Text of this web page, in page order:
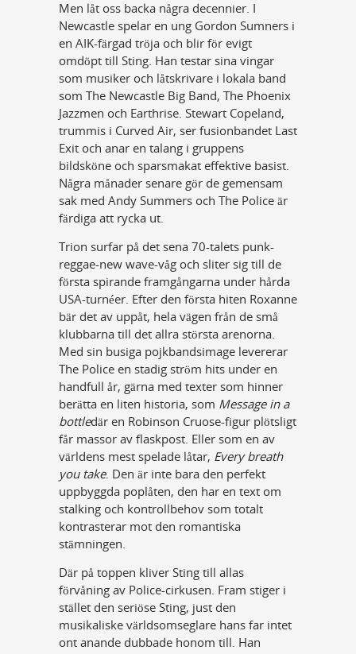
Men låt oss backa några decennier. I
Newcastle spelar en ung Gordon Sumners i
en AIK-färgad tröja och blir för evigt
omdöpt till Sting. Han testar sina vingar
som musiker och låtskrivare i lokala band
som The Newcastle Big Band, The Phoenix
Jazzmen och Earthrise. Stewart Copeland,
trummis i Curved Air, ser fusionbandet Last
Exit och anar en talang i gruppens
bildsköne och sparsmakat effektive basist.
Några månader senare gör de gemensam
sak med Andy Summers och The Police är
färdiga att rycka ut.
Trion surfar på det sena 70-talets punk-
reggae-new wave-våg och sliter sig till de
första spirande framgångarna under hårda
USA-turnéer. Efter den första hiten Roxanne
bär det av uppåt, hela vägen från de små
klubbarna till det allra största arenorna.
Med sin busiga pojkbandsimage levererar
The Police en stadig ström hits under en
handfull år, gärna med texter som hinner
berätta en liten historia, som Message in a
bottledär en Robinson Cruose-figur plötsligt
får massor av flaskpost. Eller som en av
världens mest spelade låtar, Every breath
you take. Den är inte bara den perfekt
uppbyggda poplåten, den har en text om
stalking och kontrollbehov som totalt
kontrasterar mot den romantiska
stämningen.
Där på toppen kliver Sting till allas
förvåning av Police-cirkusen. Fram stiger i
stället den seriöse Sting, just den
musikaliske världsomseglare hans far intet
ont anande dubbade honom till. Han